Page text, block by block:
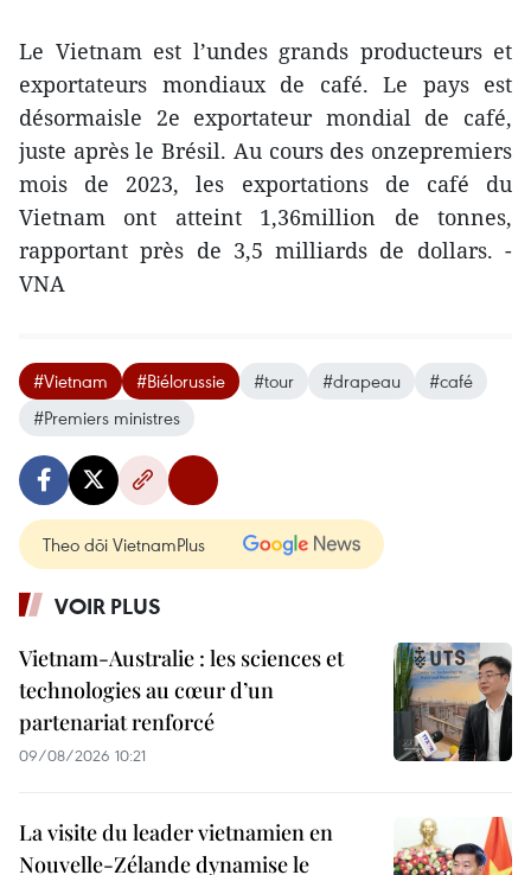
Le Vietnam est l’undes grands producteurs et
exportateurs mondiaux de café. Le pays est
désormaisle 2e exportateur mondial de café,
juste après le Brésil. Au cours des onzepremiers
mois de 2023, les exportations de café du
Vietnam ont atteint 1,36million de tonnes,
rapportant près de 3,5 milliards de dollars. -
VNA
#Vietnam #Biélorussie #tour #drapeau
#café
#Premiers ministres
Theo dõi VietnamPlus
VOIR PLUS
Vietnam-Australie : les sciences et
technologies au cœur d’un
partenariat renforcé
09/08/2026 10:21
La visite du leader vietnamien en
Nouvelle-Zélande dynamise le